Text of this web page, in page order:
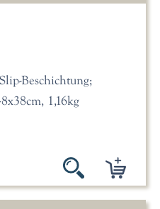
Beschichtung;
1,16kg